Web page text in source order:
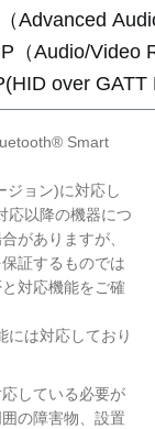
Advanced
（Audio/Video
over GATT
Smart
ジョン)に対応し
応以降の機器につ
がありますが、
証するものでは
対応機能をご確
には対応しており
している必要が
の障害物、設置